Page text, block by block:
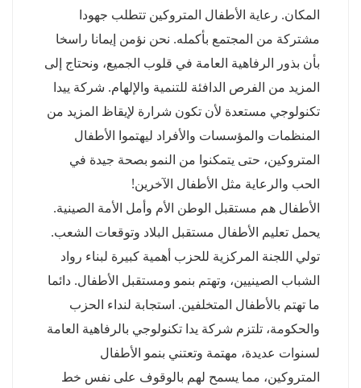
المكان. رعاية الأطفال المتروكين تتطلب جهودا
مشتركة من المجتمع بأكمله. نحن نؤمن إيمانا راسخا
بأن بذور الرفاهية العامة في قلوب الجميع، ونحتاج إلى
المزيد من الفرص الدافئة للتنمية والإلهام. شركة ييدا
تكنولوجي مستعدة لأن تكون شرارة لإيقاظ المزيد من
المنظمات والمؤسسات والأفراد ليهتموا الأطفال
المتروكين، حتى يتمكنوا من النمو بصحة جيدة في
الحب والرعاية مثل الأطفال الآخرين!
الأطفال هم مستقبل الوطن الأم وأمل الأمة الصينية.
يحمل تعليم الأطفال مستقبل البلاد وتوقعات الشعب.
تولي اللجنة المركزية للحزب أهمية كبيرة لبناء رواد
الشباب الصينيين، وتهتم بنمو ومستقبل الأطفال. دائما
ما تهتم بالأطفال المتخلفين. استجابة لنداء الحزب
والحكومة، تلتزم شركة يدا تكنولوجي بالرفاهية العامة
لسنوات عديدة، مهتمة وتعتني بنمو الأطفال
المتروكين، مما يسمح لهم بالوقوف على نفس خط